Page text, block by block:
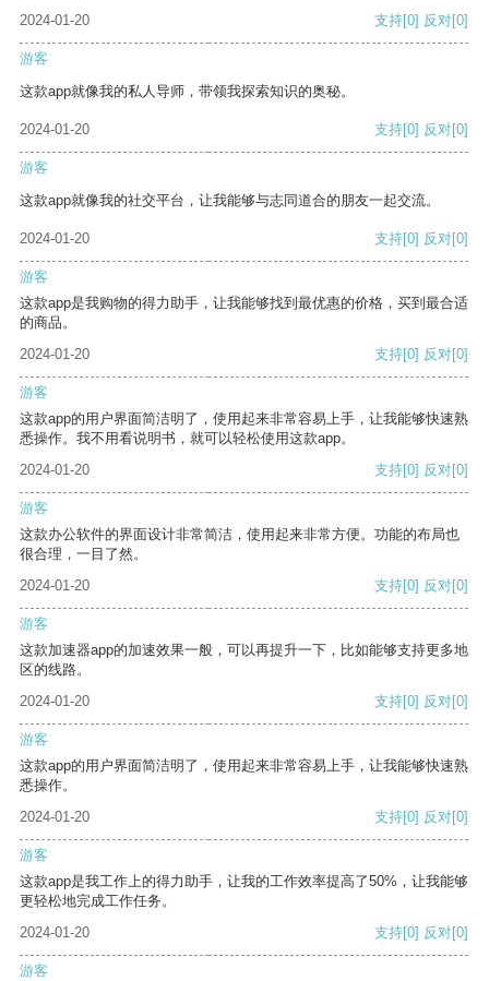
2024-01-20 支持[0] 反对[0]
游客
这款app就像我的私人导师，带领我探索知识的奥秘。
2024-01-20 支持[0] 反对[0]
游客
这款app就像我的社交平台，让我能够与志同道合的朋友一起交流。
2024-01-20 支持[0] 反对[0]
游客
这款app是我购物的得力助手，让我能够找到最优惠的价格，买到最合适
的商品。
2024-01-20
支持[0] 反对[0]
游客
这款app的用户界面简洁明了，使用起来非常容易上手，让我能够快速熟
悉操作。我不用看说明书，就可以轻松使用这款app。
2024-01-20
支持[0] 反对[0]
游客
这款办公软件的界面设计非常简洁，使用起来非常方便。功能的布局也
很合理，一目了然。
2024-01-20
支持[0] 反对[0]
游客
这款加速器app的加速效果一般，可以再提升一下，比如能够支持更多地
区的线路。
2024-01-20
支持[0] 反对[0]
游客
这款app的用户界面简洁明了，使用起来非常容易上手，让我能够快速熟
悉操作。
2024-01-20
支持[0] 反对[0]
游客
这款app是我工作上的得力助手，让我的工作效率提高了50%，让我能够
更轻松地完成工作任务。
2024-01-20
支持[0] 反对[0]
游客